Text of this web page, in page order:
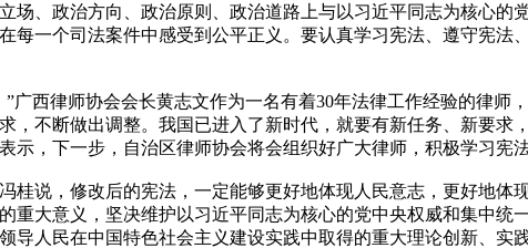
场、政治方向、政治原则、政治道路上与以习近平同志为核心
每一个司法案件中感受到公平正义。要认真学习宪法、遵守宪
西律师协会会长黄志文作为一名有着30年法律工作经验的律师
，不断做出调整。我国已进入了新时代，就要有新任务、新要求
示，下一步，自治区律师协会将会组织好广大律师，积极学习宪
说，修改后的宪法，一定能够更好地体现人民意志，更好地体
重大意义，坚决维护以习近平同志为核心的党中央权威和集中
导人民在中国特色社会主义建设实践中取得的重大理论创新、实